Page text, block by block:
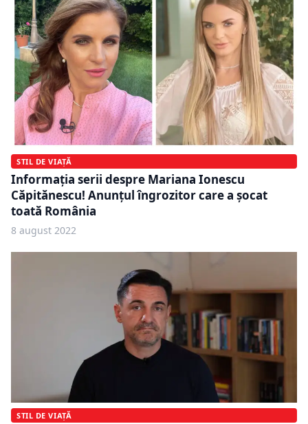
STIL DE VIAȚĂ
Informația serii despre Mariana Ionescu
Căpitănescu! Anunțul îngrozitor care a șocat
toată România
8 august 2022
STIL DE VIAȚĂ